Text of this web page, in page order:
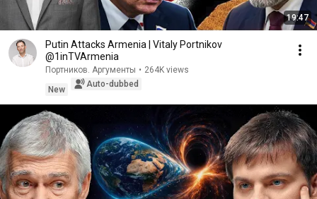
19:47
Putin Attacks Armenia | Vitaly Portnikov
@1inTVArmenia
Портников. Аргументы • 264K views
New
Auto-dubbed